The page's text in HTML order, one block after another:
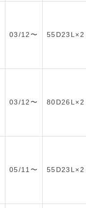
03/12〜 55D23L×2
03/12〜 80D26L×2
05/11〜 55D23L×2